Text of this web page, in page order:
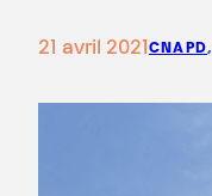
21 avril 2021CNAPD,